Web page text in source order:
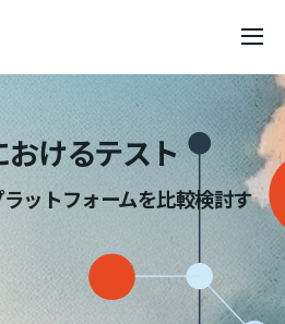
けるテスト
ットフォームを比較検討す